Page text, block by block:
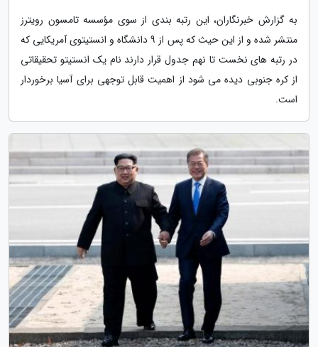
به گزارش خبرنگاران، این رتبه بندی از سوی مؤسسه تامسون رویترز
منتشر شده و از این حیث که پس از 9 دانشگاه و انستیتوی آمریکایی که
در رتبه های نخست تا نهم جدول قرار دارند نام یک انستیتو تحقیقاتی
از کره جنوبی دیده می شود از اهمیت قابل توجهی برای آسیا برخوردار
است.